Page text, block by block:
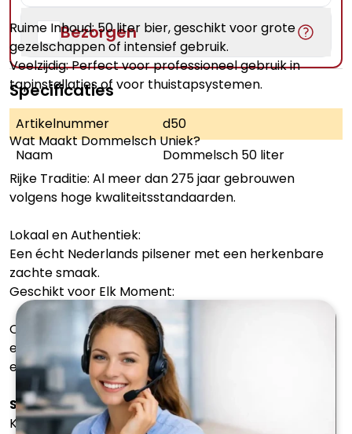
Ruime Inhoud: 50 liter bier, geschikt voor grote
gezelschappen of intensief gebruik.
Veelzijdig: Perfect voor professioneel gebruik in
tapinstallaties of voor thuistapsystemen.
Wat Maakt Dommelsch Uniek?
Rijke Traditie: Al meer dan 275 jaar gebrouwen
volgens hoge kwaliteitsstandaarden.
Lokaal en Authentiek:
Een écht Nederlands pilsener met een herkenbare
zachte smaak.
Geschikt voor Elk Moment:
Of het nu gaat om een groot festival, een bruiloft of
een gezellige barbecue, Dommelsch Pilsener is altijd
een goede keuze.
Serveertips voor Dommelsch Pilsener
Koel Serveren: Geniet optimaal bij een temperatuur
Bezorgen
Specificaties
Artikelnummer
d50
Naam
Dommelsch 50 liter